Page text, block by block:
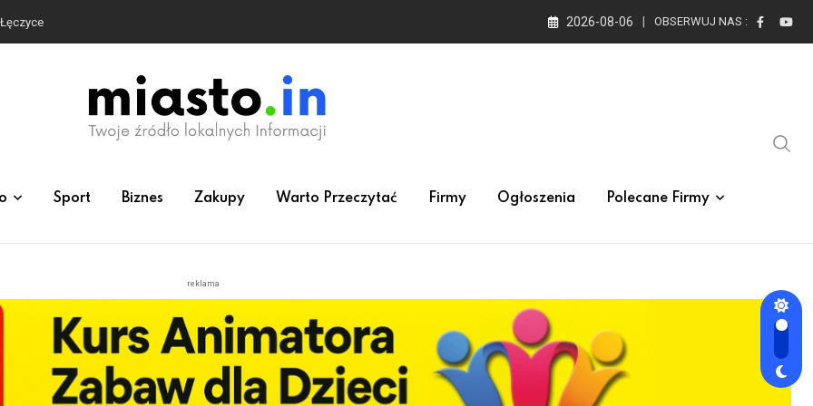
2026-08-06 OBSERWUJ NAS :
Sport Biznes Zakupy Warto Przeczytać Firmy Ogłoszenia Polecane Firmy
reklama